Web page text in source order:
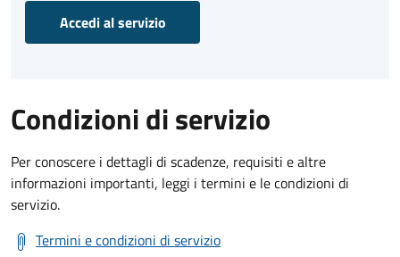
Accedi al servizio
Condizioni di servizio
Per conoscere i dettagli di scadenze, requisiti e altre
informazioni importanti, leggi i termini e le condizioni di
servizio.
Termini e condizioni di servizio